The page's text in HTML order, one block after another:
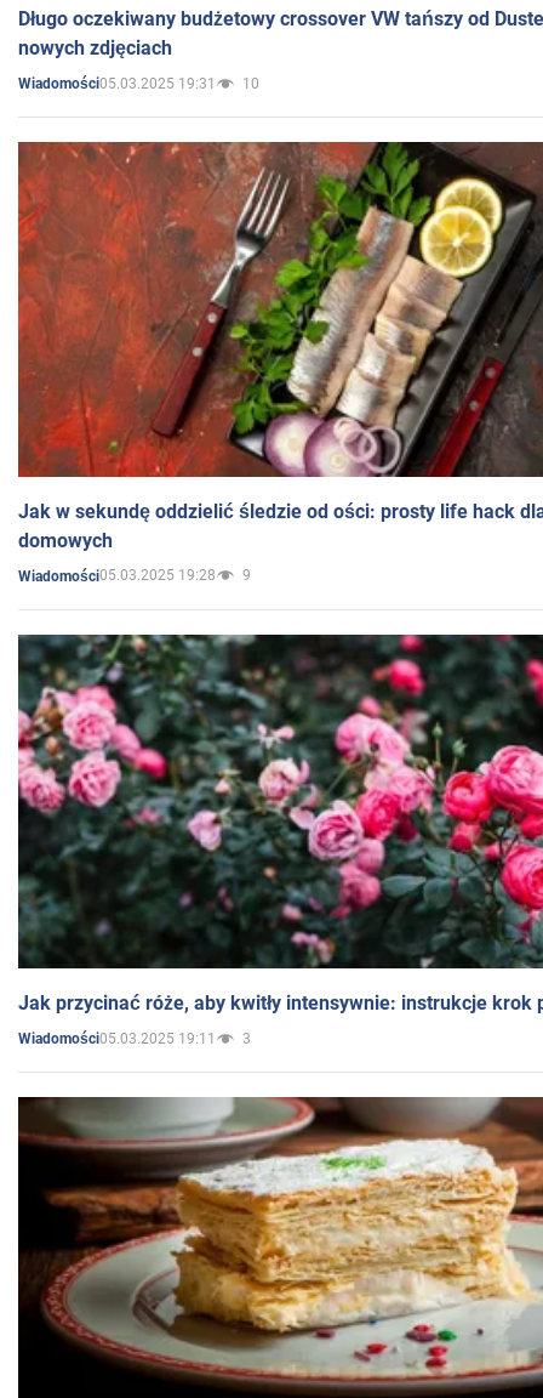
Długo oczekiwany budżetowy crossover VW tańszy od
nowych zdjęciach
Wiadomości05.03.2025 19:31 10
Jak w sekundę oddzielić śledzie od ości: prosty life hack
domowych
Wiadomości05.03.2025 19:28 9
Jak przycinać róże, aby kwitły intensywnie: instrukcje krok
Wiadomości05.03.2025 19:11 3